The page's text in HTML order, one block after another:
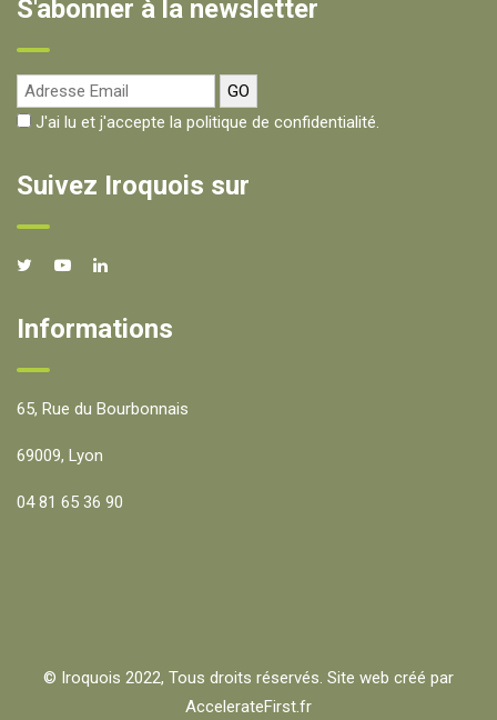
S'abonner à la newsletter
J'ai lu et j'accepte la politique de confidentialité.
Suivez Iroquois sur
Informations
65, Rue du Bourbonnais
69009, Lyon
04 81 65 36 90
© Iroquois 2022, Tous droits réservés. Site web créé par
AccelerateFirst.fr